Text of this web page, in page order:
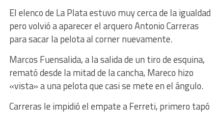
El elenco de La Plata estuvo muy cerca de la igualdad
pero volvió a aparecer el arquero Antonio Carreras
para sacar la pelota al corner nuevamente.
Marcos Fuensalida, a la salida de un tiro de esquina,
remató desde la mitad de la cancha, Mareco hizo
«vista» a una pelota que casi se mete en el ángulo.
Carreras le impidió el empate a Ferreti, primero tapó